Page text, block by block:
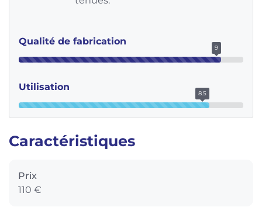
Qualité de fabrication
9
Utilisation
8.5
Caractéristiques
Prix
110 €